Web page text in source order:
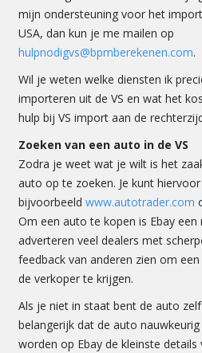
mijn ondersteuning voor het
USA, dan kun je me mailen op
hulpnodigvs@bpmberekenen.com.
Wil je weten welke diensten ik
importeren uit de VS en wat het
hulp bij VS import aan de
Zoeken van een auto in de VS
Zodra je weet wat je wilt is het
auto op te zoeken. Je kunt
bijvoorbeeld www.autotrader.com
Om een auto te kopen is Ebay
adverteren veel dealers met
feedback van anderen zien om
de verkoper te krijgen.
Als je niet in staat bent de auto
belangerijk dat de auto nauwkeurig
worden op Ebay de kleinste